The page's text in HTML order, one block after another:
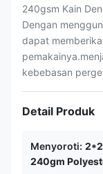
240gsm Kain
Dengan
dapat
kebebasan
Detail Produk
Menyoroti: 2*2
240gm